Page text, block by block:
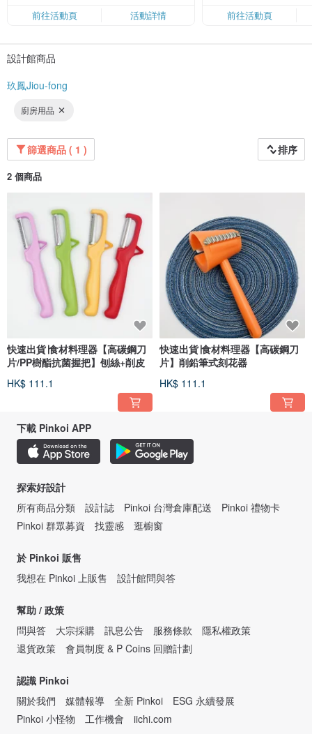
感，也順應了人們回歸自然、追求健康與綠色環保的理念。
工藝製品，希望能讓這項珍貴的資源，走進更多人的生活中。
「千里之行，始於足下。」現在就來為自己挑選一雙稱心如意的好鞋，與我們一
同體驗麻鞋之美。
限，額滿即止，僅限「常用信用
卡」結帳）
前往活動頁 活動詳情
前往活動頁
設計館商品
玖鳳Jiou-fong
廚房用品
篩選商品 ( 1 ) 排序
2 個商品
快速出貨∣食材料理器【高碳鋼刀
片/PP樹酯抗菌握把】刨絲+削皮
HK$ 111.1
快速出貨∣食材料理器【高碳鋼刀
片】削鉛筆式刻花器
HK$ 111.1
下載 Pinkoi APP
探索好設計
所有商品分類
設計誌 Pinkoi 台灣倉庫配送
Pinkoi 禮物卡
Pinkoi 群眾募資
找靈感 逛櫥窗
於 Pinkoi 販售
我想在 Pinkoi 上販售
設計館問與答
幫助 / 政策
問與答
大宗採購 訊息公告 服務條款
隱私權政策
退貨政策
會員制度 & P Coins 回贈計劃
認識 Pinkoi
關於我們
媒體報導 全新 Pinkoi
ESG 永續發展
Pinkoi 小怪物
工作機會 iichi.com